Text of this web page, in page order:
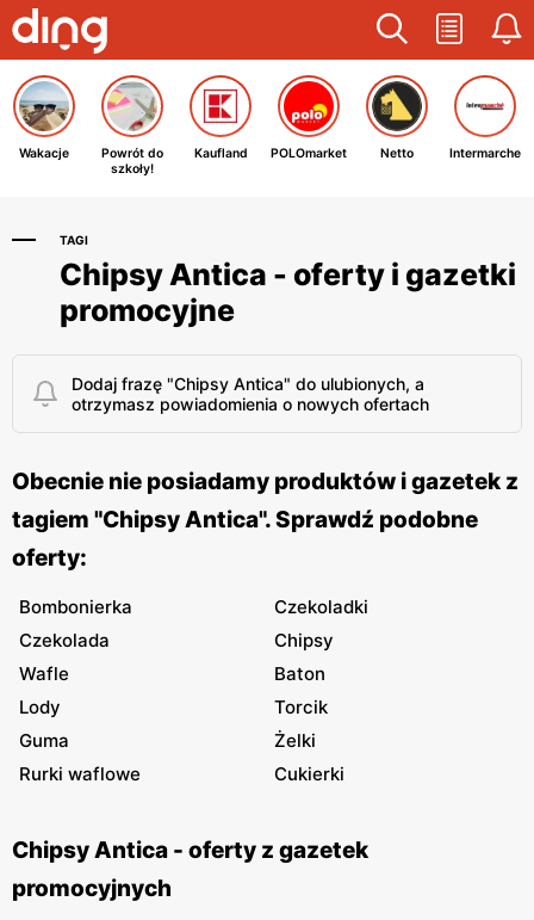
Wakacje
Powrót do
szkoły!
Kaufland POLOmarket Netto Intermarche
TAGI
Chipsy Antica - oferty i gazetki
promocyjne
Dodaj frazę "Chipsy Antica" do ulubionych, a
otrzymasz powiadomienia o nowych ofertach
Obecnie nie posiadamy produktów i gazetek z
tagiem "Chipsy Antica". Sprawdź podobne
oferty:
Bombonierka
Czekoladki
Czekolada
Chipsy
Wafle
Baton
Lody
Torcik
Guma
Żelki
Rurki waflowe
Cukierki
Chipsy Antica - oferty z gazetek
promocyjnych